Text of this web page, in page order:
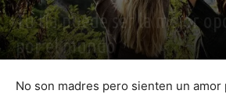
Tu tía puede ser la mejor
por el mundo
No son madres pero sienten un